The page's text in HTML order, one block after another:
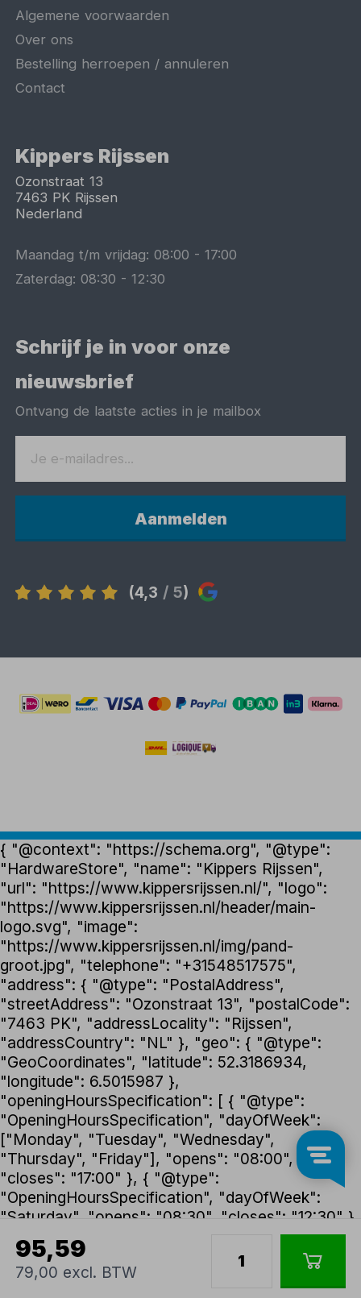
95,59
79,00 excl. BTW
Algemene voorwaarden
Over ons
Bestelling herroepen / annuleren
Contact
Kippers Rijssen
Ozonstraat 13
7463 PK Rijssen
Nederland
Maandag t/m vrijdag:08:00 -17:00
Zaterdag:08:30 -12:30
Schrijf je in voor onze
nieuwsbrief
Ontvang de laatste acties in je mailbox
Aanmelden
(4,3 / 5)
{ "@context": "https://schema.org", "@type":
"HardwareStore", "name": "Kippers Rijssen",
"url": "https://www.kippersrijssen.nl/", "logo":
"https://www.kippersrijssen.nl/header/main-
logo.svg", "image":
"https://www.kippersrijssen.nl/img/pand-
groot.jpg", "telephone": "+31548517575",
"address": { "@type": "PostalAddress",
"streetAddress": "Ozonstraat 13", "postalCode":
"7463 PK", "addressLocality": "Rijssen",
"addressCountry": "NL" }, "geo": { "@type":
"GeoCoordinates", "latitude": 52.3186934,
"longitude": 6.5015987 },
"openingHoursSpecification": [ { "@type":
"OpeningHoursSpecification", "dayOfWeek":
["Monday", "Tuesday", "Wednesday",
"Thursday", "Friday"], "opens": "08:00",
"closes": "17:00" }, { "@type":
"OpeningHoursSpecification", "dayOfWeek":
"Saturday", "opens": "08:30", "closes": "12:30" }
], "foundingDate": "1992", "founder": { "@type":
"Person", "name": "Henk Kippers" },
"paymentAccepted": ["iDEAL", "Bancontact",
"Visa", "Maestro", "PayPal", "Klarna"] }